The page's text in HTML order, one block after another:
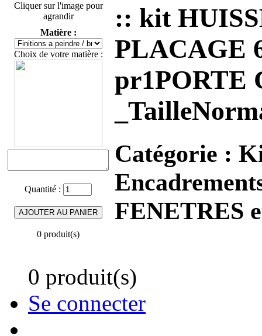
Cliquer sur l'image pour
agrandir
Matière :
Choix de votre matière :
Quantité :
0 produit(s)
:: kit
PLACAGE
pr1PORTE
Catégorie :
FENETRES
0 produit(s)
Se connecter